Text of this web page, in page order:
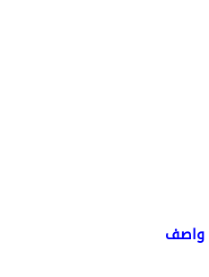
واصف